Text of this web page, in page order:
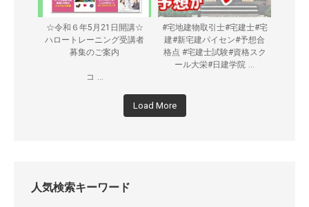
☆令和６年5月21日開講☆
ハロートレーニング受講者
募集のご案内
コ ...
#宅地建物取引士#宅建士#宅
建#新宅建パイセン#予想合
格点 #宅建士試験#資格スク
ール大栄#日建学院 ...
Load More
人気検索キーワード